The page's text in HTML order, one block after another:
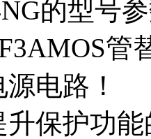
的型号
管
电路！
保护功